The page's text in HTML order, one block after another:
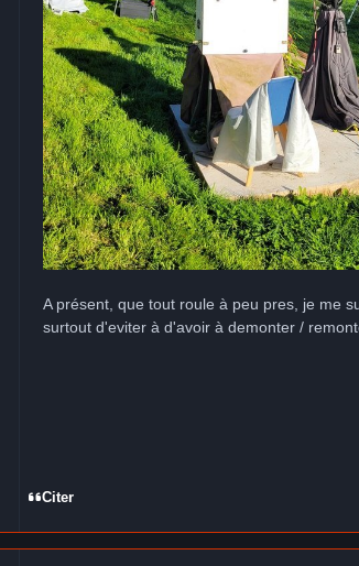
A présent, que tout roule à peu pres, je me
surtout d'eviter à d'avoir à demonter /
Citer